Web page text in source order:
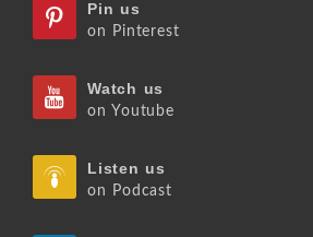
Pin us
on Pinterest
Watch us
on Youtube
Listen us
on Podcast